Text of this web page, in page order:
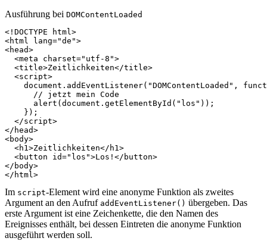
Ausführung bei DOMContentLoaded
<!DOCTYPE html>
<html lang="de">
<head>
<meta charset="utf-8">
<title>Zeitlichkeiten</title>
<script>
document . addEventListener( "DOMContentLoaded" ,
// jetzt mein Code
alert ( document . getElementById ( "los" ));
});
</script>
</ head>
<body>
<h1>Zeitlichkeiten</ h1>
<button id="los">Los! </ button>
</ body>
</ html>
Im script-Element wird eine anonyme Funktion als zweites
Argument an den Aufruf addEventListener() übergeben. Das
erste Argument ist eine Zeichenkette, die den Namen des
Ereignisses enthält, bei dessen Eintreten die anonyme Funktion
ausgeführt werden soll.